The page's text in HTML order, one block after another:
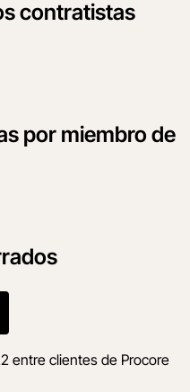
contratistas
por miembro de
entre clientes de Procore